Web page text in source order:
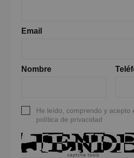
Email
Nombre
He leído, comprendo y acepto
política de privacidad
captcha tools